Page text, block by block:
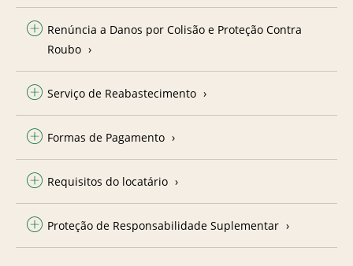
Renúncia a Danos por Colisão e Proteção Contra
Roubo
Serviço de Reabastecimento
Formas de Pagamento
Requisitos do locatário
Proteção de Responsabilidade Suplementar